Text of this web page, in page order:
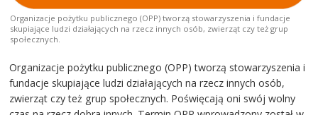
Organizacje pożytku publicznego (OPP) tworzą stowarzyszenia i fundacje
skupiające ludzi działających na rzecz innych osób, zwierząt czy też grup
społecznych.
Organizacje pożytku publicznego (OPP) tworzą stowarzyszenia i
fundacje skupiające ludzi działających na rzecz innych osób,
zwierząt czy też grup społecznych. Poświęcają oni swój wolny